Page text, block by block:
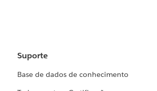
Suporte
Base de dados de conhecimento